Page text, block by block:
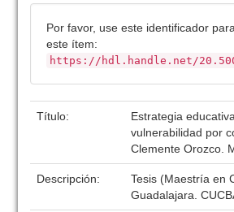
Por favor, use este identificador
este ítem:
https://hdl.handle.net/
Título:
Estrategia
vulnerabilidad por
Clemente Orozco.
Descripción:
Tesis (Maestría en
Guadalajara.